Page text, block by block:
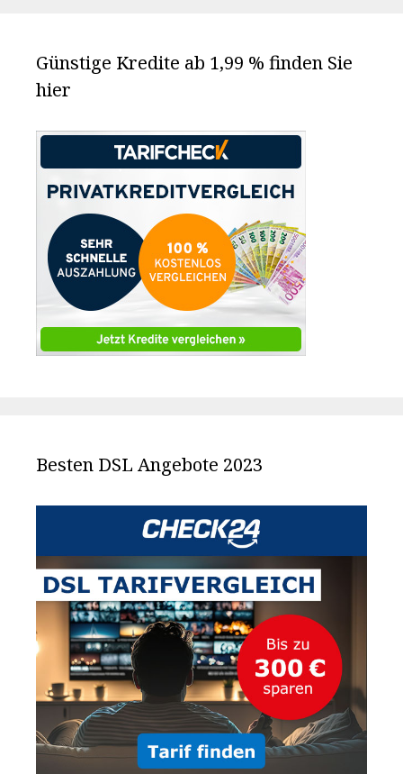
Günstige Kredite ab 1,99 % finden Sie
hier
Besten DSL Angebote 2023